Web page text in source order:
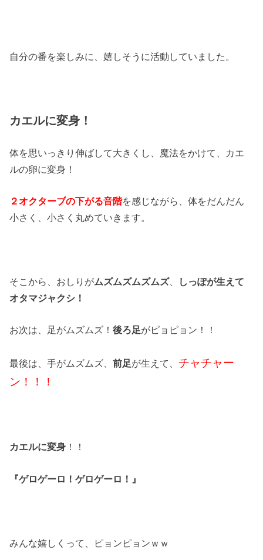
自分の番を楽しみに、嬉しそうに活動していました。
カエルに変身！
体を思いっきり伸ばして大きくし、魔法をかけて、カエ
ルの卵に変身！
２オクターブの下がる音階を感じながら、体をだんだん
小さく、小さく丸めていきます。
そこから、おしりがムズムズムズムズ、
しっぽが生えて
オタマジャクシ！
お次は、足がムズムズ！後ろ足がピョピョン！！
最後は、手がムズムズ、前足が生えて、 チャチャー
ン！！！
カエルに変身 ！！
『ゲロゲーロ！ゲロゲーロ！』
みんな嬉しくって、ピョンピョンｗｗ